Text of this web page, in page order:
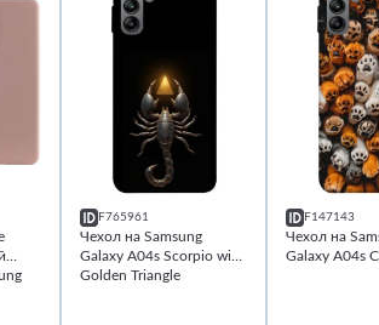
F765961
Чехол на Samsung
Galaxy A04s Scorpio with
Golden Triangle
F147143
Чехол на
Galaxy A04s